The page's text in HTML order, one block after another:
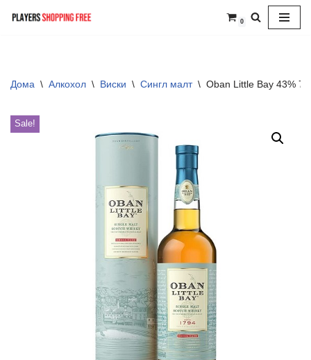
0
Дома \ Алкохол \ Виски \ Сингл малт \ Oban Little Bay 43%
Sale!